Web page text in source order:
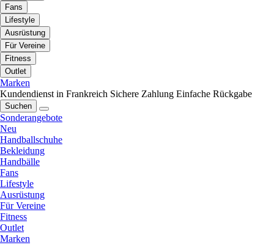
Fans
Lifestyle
Ausrüstung
Für Vereine
Fitness
Outlet
Marken
Kundendienst in Frankreich Sichere Zahlung Einfache Rückgabe
Suchen
Sonderangebote
Neu
Handballschuhe
Bekleidung
Handbälle
Fans
Lifestyle
Ausrüstung
Für Vereine
Fitness
Outlet
Marken